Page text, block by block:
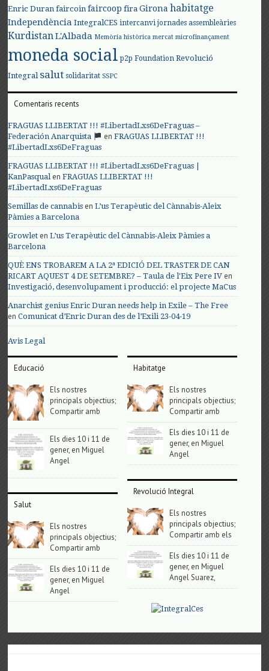
Enric Duran faircoin faircoop fira Girona habitatge
Independència IntegralCES intercanvi jornades assembleàries
KurdistanL'Albada Memòria històrica mercat microfinançament
moneda social p2p Foundation Revolució
Integral salut solidaritat SSPC
Comentaris recents
FRAGUAS LLIBERTAT !!! #LibertadLxs6DeFraguas –
Federación Anarquista
enFRAGUAS LLIBERTAT !!!
#LibertadLxs6DeFraguas
FRAGUAS LLIBERTAT !!! #LibertadLxs6DeFraguas |
KanPasqualenFRAGUAS LLIBERTAT !!!
#LibertadLxs6DeFraguas
Semillas de cannabis enL’us Terapèutic del Cànnabis-Aleix
Pàmies a Barcelona
Growlet enL’us Terapèutic del Cànnabis-Aleix Pàmies a
Barcelona
QUÈ ENS TROBAREM A LA 2ª EDICIÓ DEL TRASTER DE CAN
RICART AQUEST 4 DE SETEMBRE? – Taula de l'Eix Pere IV en
Investigació, desenvolupament i producció: el projecte MaCus
Anarchist genius Enric Duran needs help in Exile – The Free
enComunicat d’Enric Duran des de l’Exili 23-04-19
Avis Legal
Educació
Els nostres
principals objectius;
Compartir amb
Els dies 10 i 11 de
gener, en Miguel
Angel
Salut
Els nostres
principals objectius;
Compartir amb
Els dies 10 i 11 de
gener, en Miguel
Angel
Habitatge
Els nostres
principals objectius;
Compartir amb
Els dies 10 i 11 de
gener, en Miguel
Angel
Revolució Integral
Els nostres
principals objectius;
Compartir amb els
Els dies 10 i 11 de
gener, en Miguel
Angel Suarez,